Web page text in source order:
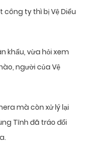
ty thì bị Vệ Diểu
khấu, vừa hỏi xem
người của Vệ
mà còn xử lý lại
Tĩnh đã tráo đổi